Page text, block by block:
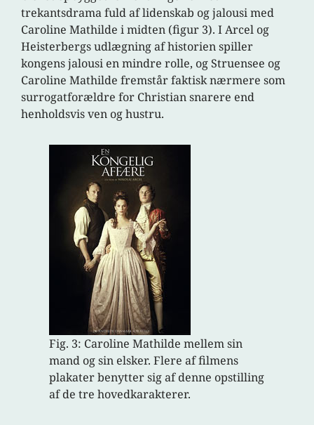
trekantsdrama fuld af lidenskab og jalousi med
Caroline Mathilde i midten (figur 3). I Arcel og
Heisterbergs udlægning af historien spiller
kongens jalousi en mindre rolle, og Struensee og
Caroline Mathilde fremstår faktisk nærmere som
surrogatforældre for Christian snarere end
henholdsvis ven og hustru.
Fig. 3: Caroline Mathilde mellem sin
mand og sin elsker. Flere af filmens
plakater benytter sig af denne opstilling
af de tre hovedkarakterer.